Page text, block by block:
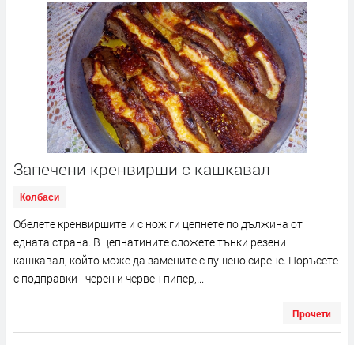
Запечени кренвирши с кашкавал
Колбаси
Обелете кренвиршите и с нож ги цепнете по дължина от
едната страна. В цепнатините сложете тънки резени
кашкавал, който може да замените с пушено сирене. Поръсете
с подправки - черен и червен пипер,...
Прочети